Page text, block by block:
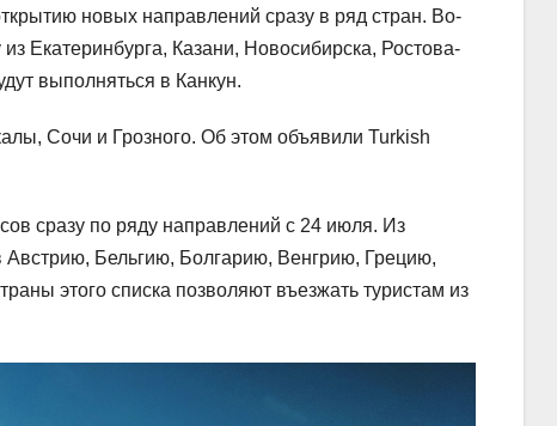
новых направлений сразу в ряд стран. Во-
Екатеринбурга, Казани, Новосибирска, Ростова-
выполняться в Канкун.
Сочи и Грозного. Об этом объявили Turkish
сразу по ряду направлений с 24 июля. Из
Австрию, Бельгию, Болгарию, Венгрию, Грецию,
этого списка позволяют въезжать туристам из